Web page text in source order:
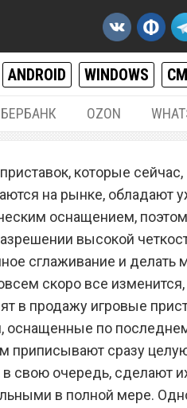
ANDROID WINDOWS
OZON
5
из окна
которые сейчас,
на рынке, обладают
оснащением,
высокой
сглаживание и делать
скоро все изменится,
в продажу игровые
оснащенные по
приписывают сразу
в свою очередь, сделают
в полной мере.